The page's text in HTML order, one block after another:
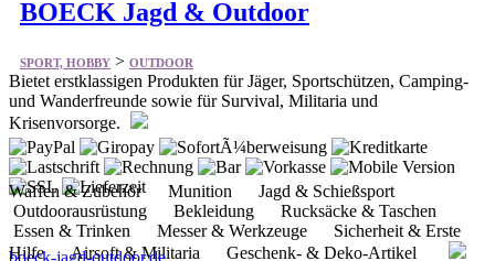
BOECK Jagd & Outdoor
SPORT, HOBBY > OUTDOOR
Bietet erstklassigen Produkten für Jäger, Sportschützen, Camping-
und Wanderfreunde sowie für Survival, Militaria und
Krisenvorsorge.
Waffen & Zubehör Munition Jagd & Schießsport
Outdoorausrüstung Bekleidung Rucksäcke & Taschen
Essen & Trinken Messer & Werkzeuge Sicherheit & Erste
Hilfe Airsoft & Militaria Geschenk- & Deko-Artikel